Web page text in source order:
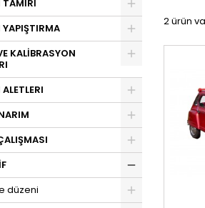
TAMİRİ
KALİBRASYON
düzeni
2 ürün